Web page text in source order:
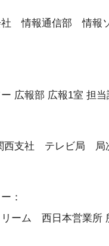
社 情報通信部 情報
広報部 広報1室 担当
西支社 テレビ局 局
：
リーム 西日本営業所